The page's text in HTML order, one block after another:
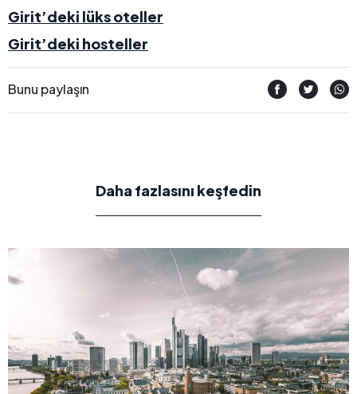
Girit’deki lüks oteller
Girit’deki hosteller
Bunu paylaşın
Daha fazlasını keşfedin